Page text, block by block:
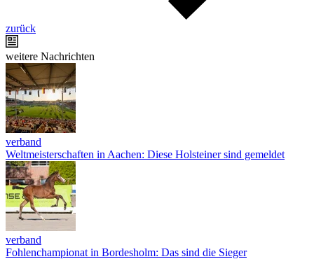
zurück
weitere Nachrichten
verband
Weltmeisterschaften in Aachen: Diese Holsteiner sind gemeldet
verband
Fohlenchampionat in Bordesholm: Das sind die Sieger